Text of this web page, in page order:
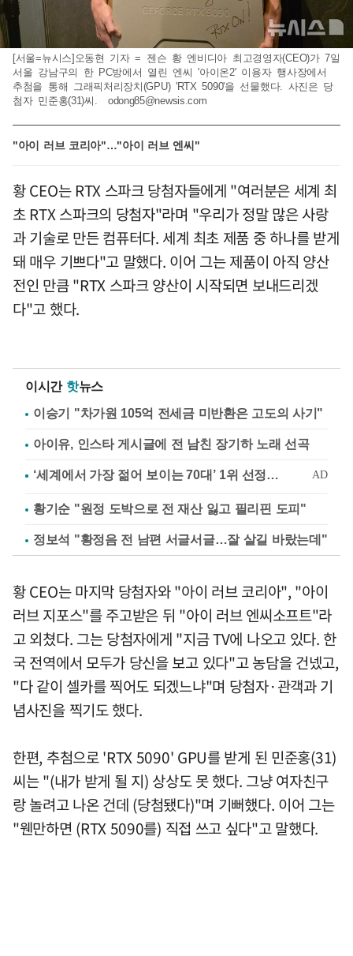
[서울=뉴시스]오동현 기자 = 젠슨 황 엔비디아 최고경영자(CEO)가 7일
서울 강남구의 한 PC방에서 열린 엔씨 '아이온2' 이용자 행사장에서
추첨을 통해 그래픽처리장치(GPU) 'RTX 5090'을 선물했다. 사진은 당
첨자 민준홍(31)씨. odong85@newsis.com
"아이 러브 코리아"…"아이 러브 엔씨"
황 CEO는 RTX 스파크 당첨자들에게 "여러분은 세계 최
초 RTX 스파크의 당첨자"라며 "우리가 정말 많은 사랑
과 기술로 만든 컴퓨터다. 세계 최초 제품 중 하나를 받게
돼 매우 기쁘다"고 말했다. 이어 그는 제품이 아직 양산
전인 만큼 "RTX 스파크 양산이 시작되면 보내드리겠
다"고 했다.
이시간 핫뉴스
이승기 "차가원 105억 전세금 미반환은 고도의 사기"
아이유, 인스타 게시글에 전 남친 장기하 노래 선곡
황기순 "원정 도박으로 전 재산 잃고 필리핀 도피"
정보석 "황정음 전 남편 서글서글…잘 살길 바랐는데"
황 CEO는 마지막 당첨자와 "아이 러브 코리아", "아이
러브 지포스"를 주고받은 뒤 "아이 러브 엔씨소프트"라
고 외쳤다. 그는 당첨자에게 "지금 TV에 나오고 있다. 한
국 전역에서 모두가 당신을 보고 있다"고 농담을 건넸고,
"다 같이 셀카를 찍어도 되겠느냐"며 당첨자·관객과 기
념사진을 찍기도 했다.
한편, 추첨으로 'RTX 5090' GPU를 받게 된 민준홍(31)
씨는 "(내가 받게 될 지) 상상도 못 했다. 그냥 여자친구
랑 놀려고 나온 건데 (당첨됐다)"며 기뻐했다. 이어 그는
"웬만하면 (RTX 5090를) 직접 쓰고 싶다"고 말했다.